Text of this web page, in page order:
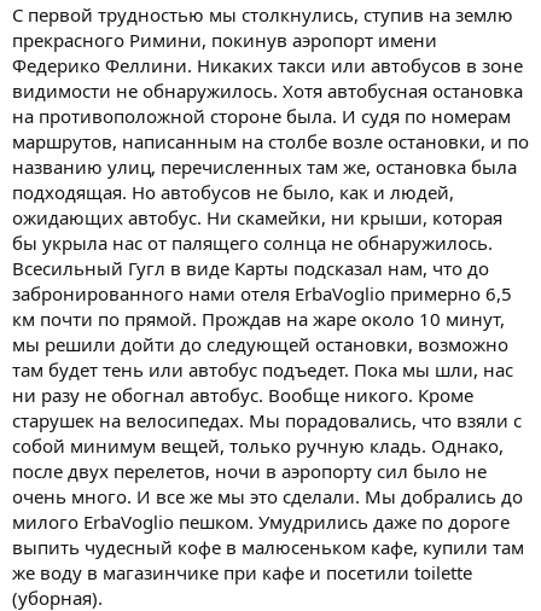
С первой трудностью мы столкнулись, ступив на землю
прекрасного Римини, покинув аэропорт имени
Федерико Феллини. Никаких такси или автобусов в зоне
видимости не обнаружилось. Хотя автобусная остановка
на противоположной стороне была. И судя по номерам
маршрутов, написанным на столбе возле остановки, и по
названию улиц, перечисленных там же, остановка была
подходящая. Но автобусов не было, как и людей,
ожидающих автобус. Ни скамейки, ни крыши, которая
бы укрыла нас от палящего солнца не обнаружилось.
Всесильный Гугл в виде Карты подсказал нам, что до
забронированного нами отеля ErbaVoglio примерно 6,5
км почти по прямой. Прождав на жаре около 10 минут,
мы решили дойти до следующей остановки, возможно
там будет тень или автобус подъедет. Пока мы шли, нас
ни разу не обогнал автобус. Вообще никого. Кроме
старушек на велосипедах. Мы порадовались, что взяли с
собой минимум вещей, только ручную кладь. Однако,
после двух перелетов, ночи в аэропорту сил было не
очень много. И все же мы это сделали. Мы добрались до
милого ErbaVoglio пешком. Умудрились даже по дороге
выпить чудесный кофе в малюсеньком кафе, купили там
же воду в магазинчике при кафе и посетили toilette
(уборная).